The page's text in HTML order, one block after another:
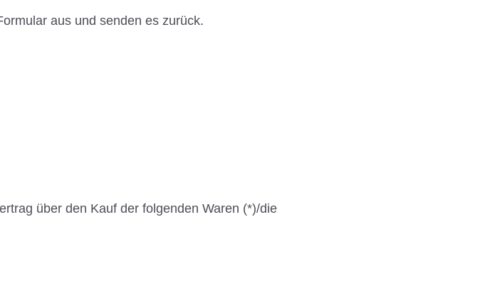
aus und senden es zurück.
über den Kauf der folgenden Waren (*)/die